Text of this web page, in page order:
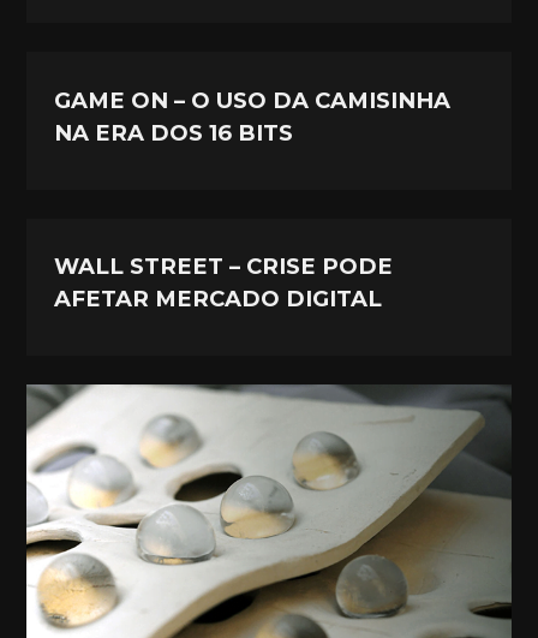
GAME ON – O USO DA CAMISINHA
NA ERA DOS 16 BITS
WALL STREET – CRISE PODE
AFETAR MERCADO DIGITAL